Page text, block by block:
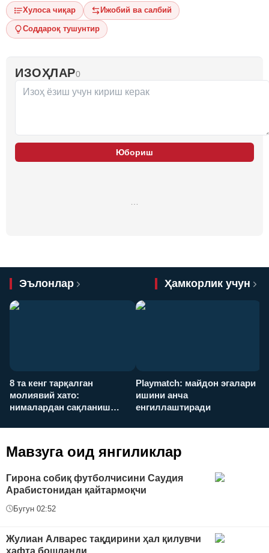
Хулоса чиқар Ижобий ва салбий
Соддароқ тушунтир
ИЗОҲЛАР0
Юбориш
Эълонлар Ҳамкорлик учун
8 та кенг тарқалган
молиявий хато:
нималардан сақланиш
Playmatch: майдон эгалари
ишини анча
енгиллаштиради
Мавзуга оид янгиликлар
Гирона собиқ футболчисини Саудия
Арабистонидан қайтармоқчи
Бугун 02:52
Жулиан Алварес тақдирини ҳал қилувчи
ҳафта бошланди